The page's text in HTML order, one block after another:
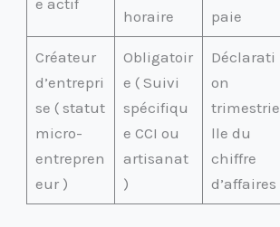
horaire paie
Créateur
d’entrepri
se ( statut
micro-
entrepren
eur )
Obligatoir
e ( Suivi
spécifiqu
e CCI ou
artisanat
)
Déclarati
on
trimestrie
lle du
chiffre
d’affaires